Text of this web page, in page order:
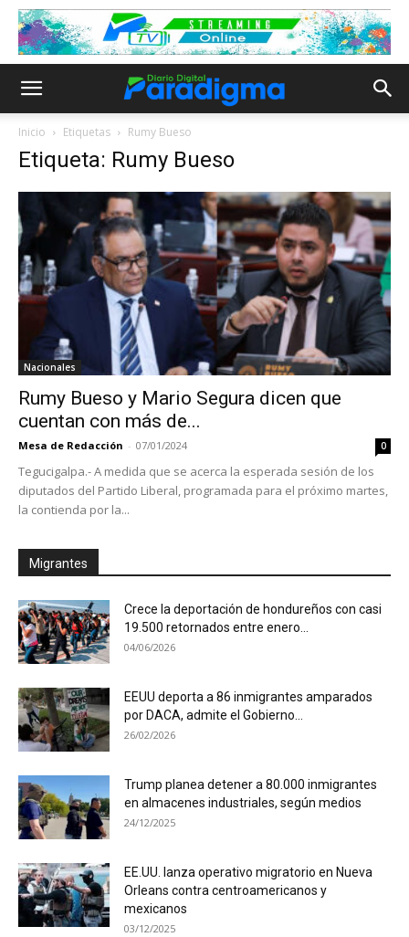
Inicio Etiquetas Rumy Bueso
Etiqueta: Rumy Bueso
Nacionales
Rumy Bueso y Mario Segura dicen que
cuentan con más de...
Mesa de Redacción - 07/01/2024 0
Tegucigalpa.- A medida que se acerca la esperada sesión de los
diputados del Partido Liberal, programada para el próximo martes,
la contienda por la...
Migrantes
Crece la deportación de hondureños con casi
19.500 retornados entre enero...
04/06/2026
EEUU deporta a 86 inmigrantes amparados
por DACA, admite el Gobierno...
26/02/2026
Trump planea detener a 80.000 inmigrantes
en almacenes industriales, según medios
24/12/2025
EE.UU. lanza operativo migratorio en Nueva
Orleans contra centroamericanos y
mexicanos
03/12/2025